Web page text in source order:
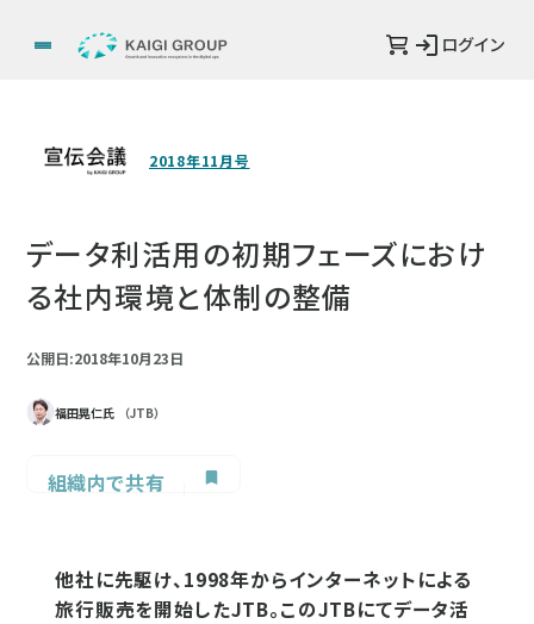
ログイン
2018年11月号
データ利活用の初期フェーズにおけ
る社内環境と体制の整備
公開日:2018年10月23日
福田晃仁氏 （JTB）
組織内で共有
他社に先駆け、1998年からインターネットによる
旅行販売を開始したJTB。このJTBにてデータ活